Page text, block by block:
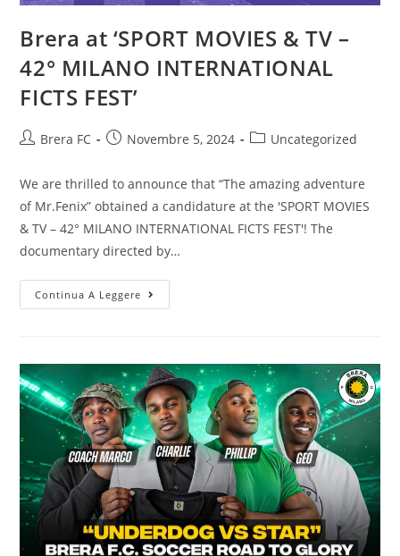
Brera at ‘SPORT MOVIES & TV –
42° MILANO INTERNATIONAL
FICTS FEST’
Brera FC Novembre 5, 2024 Uncategorized
We are thrilled to announce that “The amazing adventure
of Mr.Fenix” obtained a candidature at the 'SPORT MOVIES
& TV – 42° MILANO INTERNATIONAL FICTS FEST'! The
documentary directed by…
Continua A Leggere